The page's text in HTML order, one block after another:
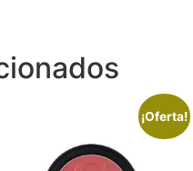
¡Oferta!